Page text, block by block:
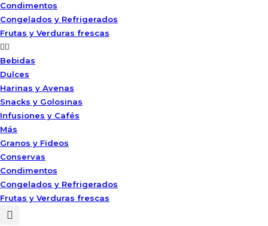
Condimentos
Congelados y Refrigerados
Frutas y Verduras frescas
Bebidas
Dulces
Harinas y Avenas
Snacks y Golosinas
Infusiones y Cafés
Más
Granos y Fideos
Conservas
Condimentos
Congelados y Refrigerados
Frutas y Verduras frescas